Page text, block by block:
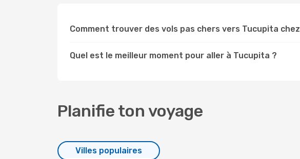
Comment trouver des vols pas chers vers Tucupita
Quel est le meilleur moment pour aller à Tucupita ?
Planifie ton voyage
Villes populaires